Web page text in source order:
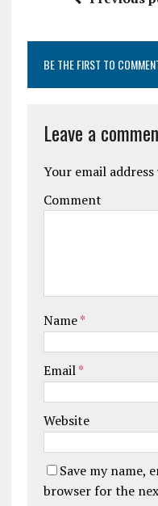
BE THE FIRST TO
Leave a
Your email
Comment
Name*
Email*
Website
Save my name,
browser for the